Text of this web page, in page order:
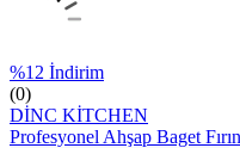
%12 İndirim
(0)
DİNC KİTCHEN
Profesyonel Ahşap Baget